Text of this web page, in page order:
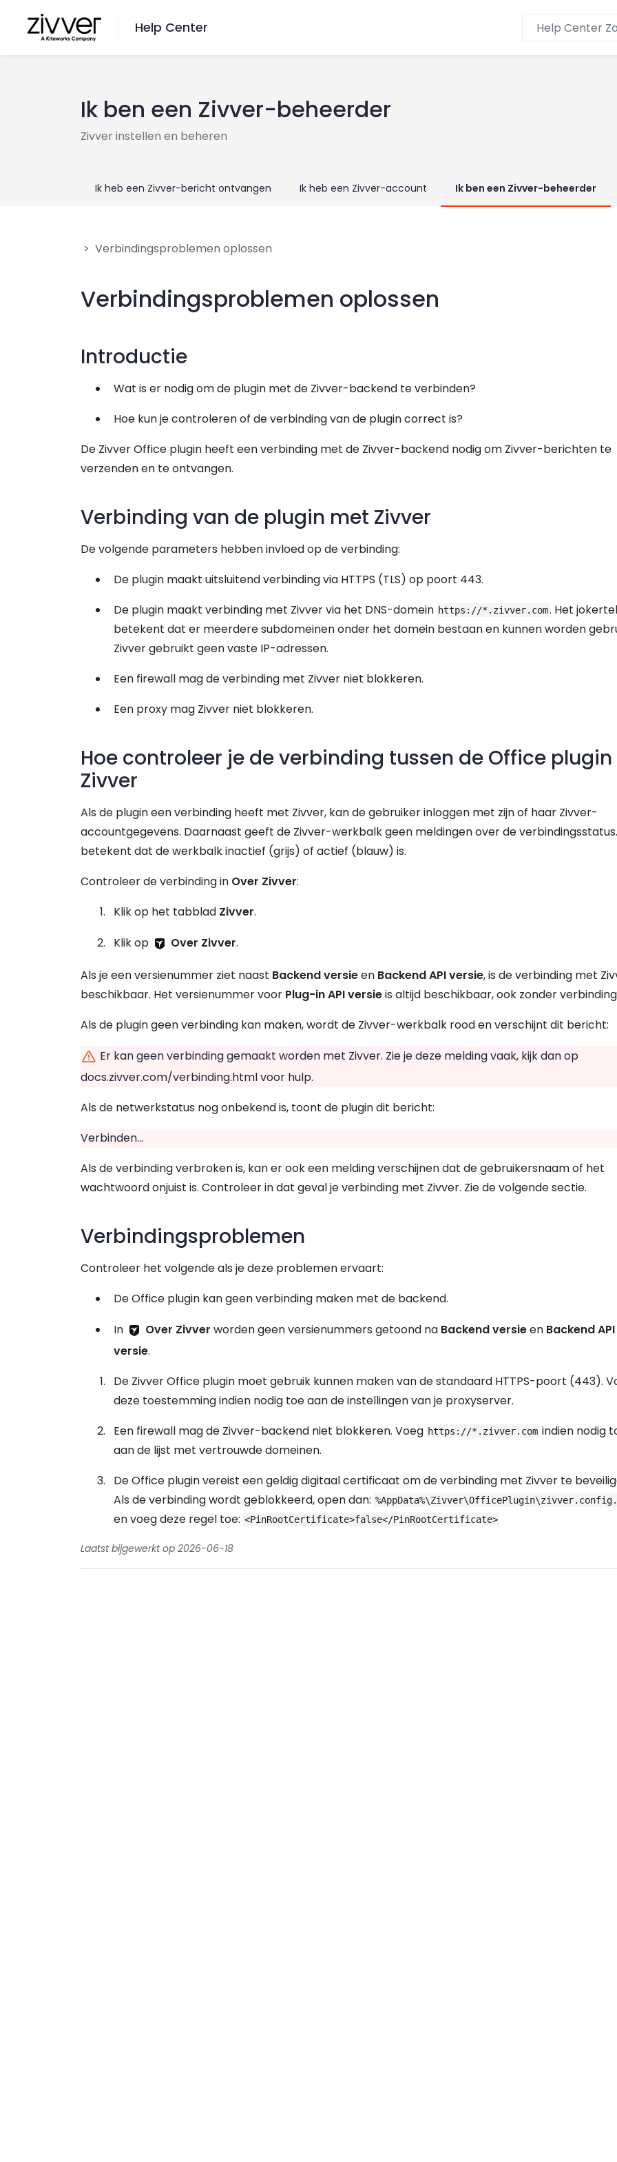
Ga hiernaartoe
Geef feedback
Help Center
Ik ben een Zivver-beheerder
Zivver instellen en beheren
Ik heb een Zivver-bericht ontvangen Ik heb een Zivver-account Ik ben een Zivver-beheerder
> Verbindingsproblemen oplossen
Verbindingsproblemen oplossen
Introductie
Wat is er nodig om de plugin met de Zivver-backend te verbinden?
Hoe kun je controleren of de verbinding van de plugin correct is?
De Zivver Office plugin heeft een verbinding met de Zivver-backend nodig om Zivver-berichten te
verzenden en te ontvangen.
Verbinding van de plugin met Zivver
De volgende parameters hebben invloed op de verbinding:
De plugin maakt uitsluitend verbinding via HTTPS (TLS) op poort 443.
De plugin maakt verbinding met Zivver via het DNS-domein https://*.zivver.com. Het
betekent dat er meerdere subdomeinen onder het domein bestaan en kunnen worden
Zivver gebruikt geen vaste IP-adressen.
Een firewall mag de verbinding met Zivver niet blokkeren.
Een proxy mag Zivver niet blokkeren.
Hoe controleer je de verbinding tussen de Office plugin
Zivver
Als de plugin een verbinding heeft met Zivver, kan de gebruiker inloggen met zijn of haar Zivver-
accountgegevens. Daarnaast geeft de Zivver-werkbalk geen meldingen over de
betekent dat de werkbalk inactief (grijs) of actief (blauw) is.
Controleer de verbinding in Over Zivver:
Klik op het tabblad Zivver.
Klik op
Over Zivver.
Als je een versienummer ziet naast Backend versieen Backend API versie, is de verbinding met
beschikbaar. Het versienummer voor Plug-in API versieis altijd beschikbaar, ook zonder
Als de plugin geen verbinding kan maken, wordt de Zivver-werkbalk rood en verschijnt dit bericht:
Er kan geen verbinding gemaakt worden met Zivver. Zie je deze melding vaak, kijk dan op
docs.zivver.com/verbinding.html voor hulp.
Als de netwerkstatus nog onbekend is, toont de plugin dit bericht:
Verbinden...
Als de verbinding verbroken is, kan er ook een melding verschijnen dat de gebruikersnaam of het
wachtwoord onjuist is. Controleer in dat geval je verbinding met Zivver. Zie de volgende sectie.
Verbindingsproblemen
Controleer het volgende als je deze problemen ervaart:
De Office plugin kan geen verbinding maken met de backend.
In
Over Zivver worden geen versienummers getoond na Backend versieen Backend API
versie.
De Zivver Office plugin moet gebruik kunnen maken van de standaard HTTPS-poort (443).
deze toestemming indien nodig toe aan de instellingen van je proxyserver.
Een firewall mag de Zivver-backend niet blokkeren. Voeg https://*.zivver.com indien nodig
aan de lijst met vertrouwde domeinen.
De Office plugin vereist een geldig digitaal certificaat om de verbinding met Zivver te
Als de verbinding wordt geblokkeerd, open dan:
en voeg deze regel toe: <PinRootCertificate>false</PinRootCertificate>
Laatst bijgewerkt op 2026-06-18